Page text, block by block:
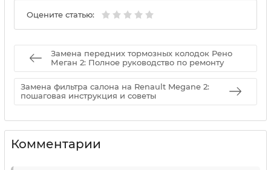
Оцените статью:
Замена передних тормозных колодок Рено
Меган 2: Полное руководство по ремонту
Замена фильтра салона на Renault Megane 2:
пошаговая инструкция и советы
Комментарии